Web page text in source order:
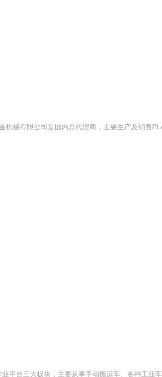
械有限公司是国内总代理商，主要生产及销售
平台三大板块，主要从事手动搬运车、各种工业